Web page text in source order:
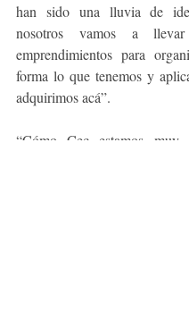
han sido una lluvia de
nosotros vamos a
emprendimientos para
forma lo que tenemos y
adquirimos acá”.
“Cómo Cec estamos muy